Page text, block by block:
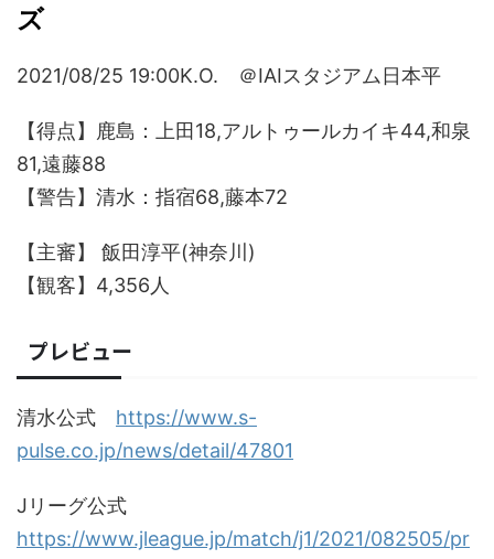
ズ
2021/08/25 19:00K.O. ＠IAIスタジアム日本平
【得点】鹿島：上田18,アルトゥールカイキ44,和泉
81,遠藤88
【警告】清水：指宿68,藤本72
【主審】 飯田淳平(神奈川)
【観客】4,356人
プレビュー
清水公式 https://www.s-
pulse.co.jp/news/detail/47801
Jリーグ公式
https://www.jleague.jp/match/j1/2021/082505/pr